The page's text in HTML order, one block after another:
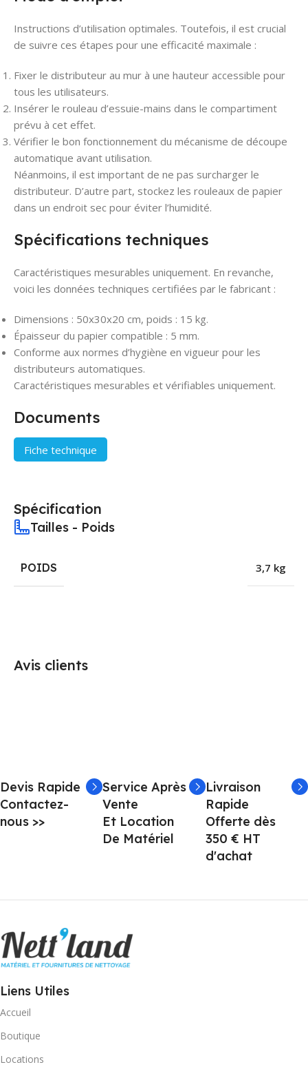
Instructions d’utilisation optimales. Toutefois, il est crucial
de suivre ces étapes pour une efficacité maximale :
Fixer le distributeur au mur à une hauteur accessible pour
tous les utilisateurs.
Insérer le rouleau d’essuie-mains dans le compartiment
prévu à cet effet.
Vérifier le bon fonctionnement du mécanisme de découpe
automatique avant utilisation.
Néanmoins, il est important de ne pas surcharger le
distributeur. D’autre part, stockez les rouleaux de papier
dans un endroit sec pour éviter l’humidité.
Spécifications techniques
Caractéristiques mesurables uniquement. En revanche,
voici les données techniques certifiées par le fabricant :
Dimensions : 50x30x20 cm, poids : 15 kg.
Épaisseur du papier compatible : 5 mm.
Conforme aux normes d’hygiène en vigueur pour les
distributeurs automatiques.
Caractéristiques mesurables et vérifiables uniquement.
Documents
Fiche technique
Spécification
Tailles - Poids
POIDS 3,7 kg
Avis clients
Devis Rapide
Contactez-
nous >>
Service Après
Vente
Et Location
De Matériel
Livraison
Rapide
Offerte dès
350 € HT
d'achat
Liens Utiles
Accueil
Boutique
Locations